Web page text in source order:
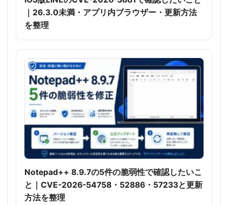
｜26.3.0未満・アプリ内ブラウザー・更新方法
を整理
Notepad++ 8.9.7の5件の脆弱性で確認したいこ
と｜CVE-2026-54758・52886・57233と更新
方法を整理